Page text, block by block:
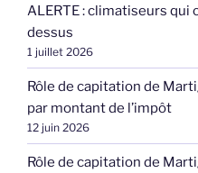
ALERTE : climatiseurs
dessus
1 juillet 2026
Rôle de capitation de
par montant de l’impôt
12 juin 2026
Rôle de capitation de